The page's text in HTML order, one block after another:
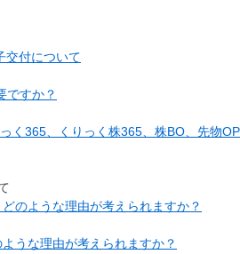
交付について
ですか？
く365、くりっく株365、株BO、先物
のような理由が考えられますか？
うな理由が考えられますか？